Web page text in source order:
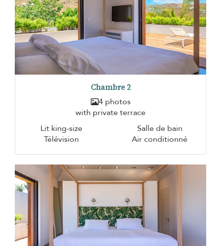
Chambre 2
4 photos
with private terrace
Lit king-size
Salle de bain
Télévision
Air conditionné